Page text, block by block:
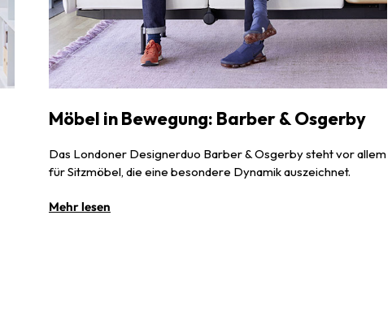
Möbel in Bewegung: Barber & Osgerby
Das Londoner Designerduo Barber & Osgerby steht vor allem
für Sitzmöbel, die eine besondere Dynamik auszeichnet.
Mehr lesen